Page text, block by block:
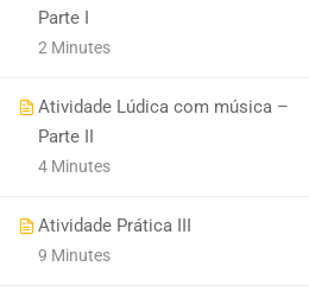
Parte I
2 Minutes
Atividade Lúdica com música –
Parte II
4 Minutes
Atividade Prática III
9 Minutes